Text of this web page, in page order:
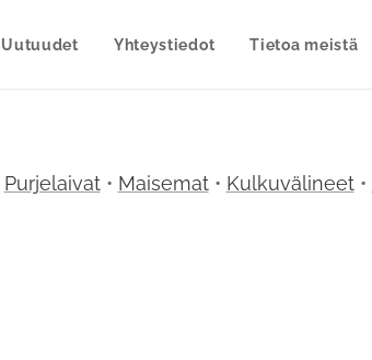
Uutuudet Yhteystiedot Tietoa meistä
Purjelaivat• Maisemat• Kulkuvälineet•